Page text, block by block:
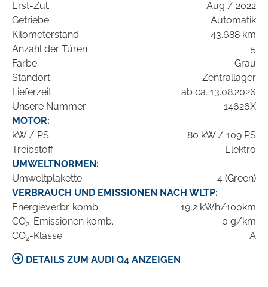
Erst-Zul.
Aug / 2022
Getriebe
Automatik
Kilometerstand
43.688 km
Anzahl der Türen
5
Farbe
Grau
Standort
Zentrallager
Lieferzeit
ab ca. 13.08.2026
Unsere Nummer
14626X
MOTOR:
kW / PS
80 kW / 109 PS
Treibstoff
Elektro
UMWELTNORMEN:
Umweltplakette
4 (Green)
VERBRAUCH UND EMISSIONEN NACH WLTP:
Energieverbr. komb.
19,2 kWh/100km
CO2-Emissionen komb.
0 g/km
CO2-Klasse A
DETAILS ZUM AUDI Q4 ANZEIGEN